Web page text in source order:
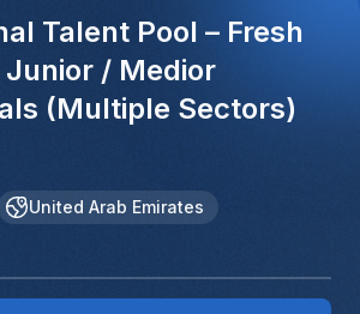
Talent Pool – Fresh
/ Medior
(Multiple Sectors)
United Arab Emirates